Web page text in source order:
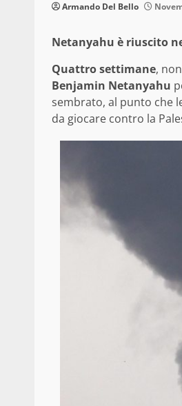
Armando Del Bello
Netanyahu è riuscito
Quattro settimane,
Benjamin Netanyahu
sembrato, al punto che
da giocare contro la